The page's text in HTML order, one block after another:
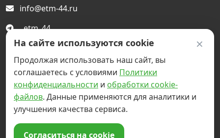
info@etm-44.ru
etm_44
etmkostroma
г. Кострома, ул Базовая, 23
Ⓒ 1999-2026 - ООО "ЭкоТехноМенеджмент" -
Комплекс автоматической сортировки мусора
Политика конфиденциальности
×
На сайте используются cookie
Продолжая использовать наш сайт, вы
соглашаетесь с условиями Политики
конфиденциальности и обработки cookie-
файлов. Данные применяются для аналитики и
улучшения качества сервиса.
Согласиться на cookie